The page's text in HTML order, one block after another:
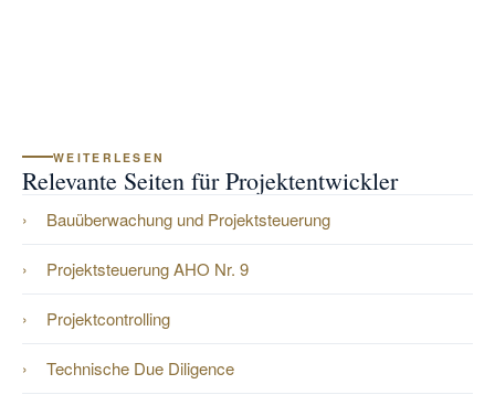
WEITERLESEN
Relevante Seiten für Projektentwickler
Bauüberwachung und Projektsteuerung
Projektsteuerung AHO Nr. 9
Projektcontrolling
Technische Due Diligence